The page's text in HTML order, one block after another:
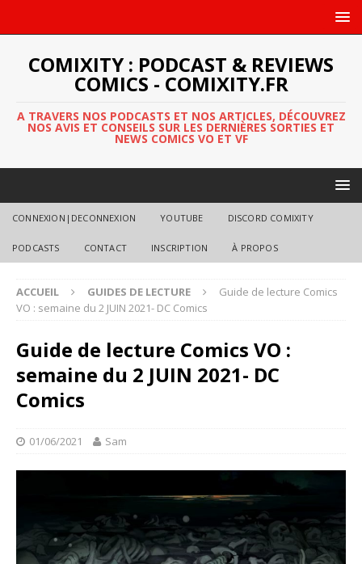
COMIXITY : PODCAST & REVIEWS
COMICS - COMIXITY.FR
A TRAVERS NOS PODCASTS ET NOS ARTICLES, DÉCOUVREZ
NOS AVIS ET CONSEILS SUR LES DERNIÈRES SORTIES ET
NEWS COMICS VO ET VF
CONNEXION|DECONNEXION YOUTUBE DISCORD COMIXITY
PODCASTS CONTACT INSCRIPTION À PROPOS
ACCUEIL GUIDES DE LECTURE
Guide de lecture Comics
VO : semaine du 2 JUIN 2021- DC Comics
Guide de lecture Comics VO :
semaine du 2 JUIN 2021- DC
Comics
01/06/2021 Sam